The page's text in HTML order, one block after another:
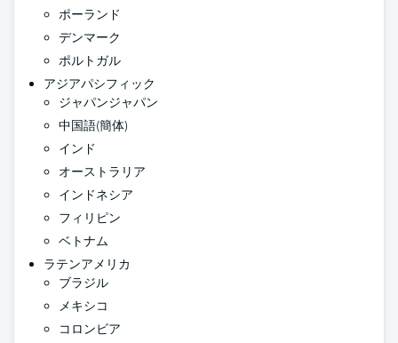
ポーランド
デンマーク
ポルトガル
アジアパシフィック
ジャパンジャパン
中国語(簡体)
インド
オーストラリア
インドネシア
フィリピン
ベトナム
ラテンアメリカ
ブラジル
メキシコ
コロンビア